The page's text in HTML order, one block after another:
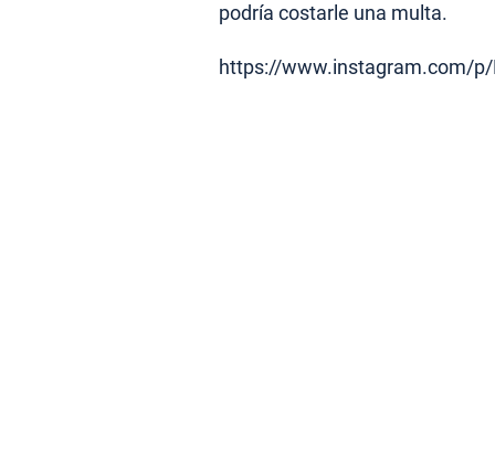
podría costarle una multa.
https://www.instagram.com/p/